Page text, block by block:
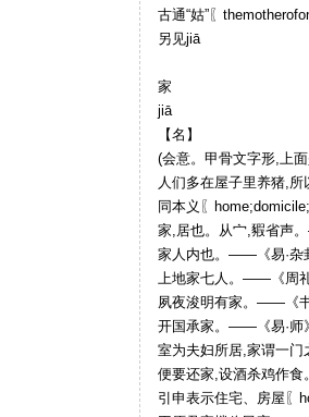
古通“姑”〖
另见jiā
家
jiā
【名】
(会意。甲骨文字形,上
人们多在屋子里养猪,
同本义〖
家,居也。从宀,豭省声
家人内也。——《易·杂
上地家七人。——《周礼
夙夜浚明有家。——《书
开国承家。——《易·师》
室为夫妇所居,家谓一
便要还家,设酒杀鸡作
引申表示住宅、房屋〖